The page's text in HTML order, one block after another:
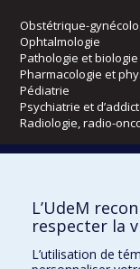
Obstétrique-
Ophtalmologie
Pathologie et
Pharmacologie et
Pédiatrie
Psychiatrie et
Radiologie, radio-
Kinésiologie et des
Orthophonie et
L’UdeM
respecter la
L’utilisation de